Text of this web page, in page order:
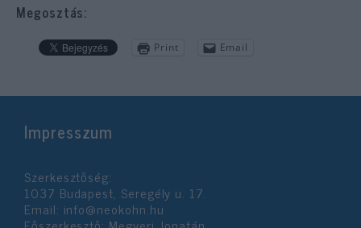
Megosztás:
Print Email
Impresszum
Szerkesztőség:
1037 Budapest, Seregély u. 17.
Email: info@neokohn.hu